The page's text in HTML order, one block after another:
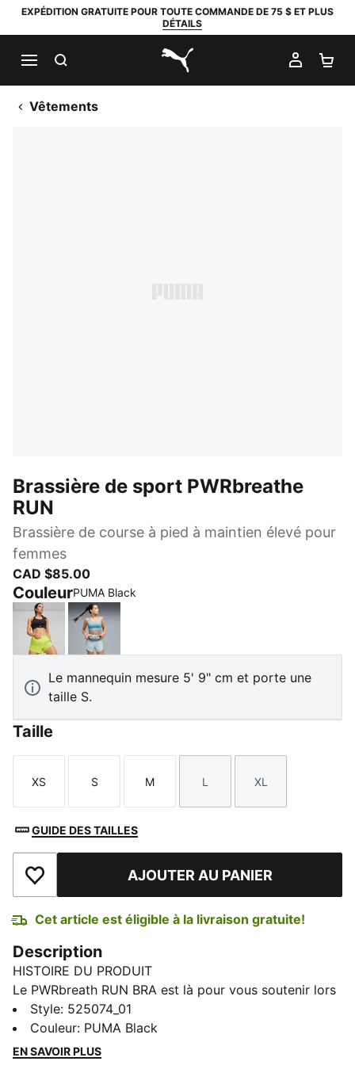
EXPÉDITION GRATUITE POUR TOUTE COMMANDE DE 75 $ ET PLUS
DÉTAILS
PUMA.com
MON
Vêtements
Brassière de sport PWRbreathe
RUN
Brassière de course à pied à maintien élevé pour
femmes
CAD $85.00
CouleurPUMA Black
PUMA BlackBaltic Sea Blue
Le mannequin mesure 5' 9" cm et porte une
taille S.
Taille
Taille
XS
Taille
S
Taille
M
Taille
L
Taille
XL
GUIDE DES TAILLES
Ajouter à la liste de souhaits
AJOUTER AU PANIER
Cet article est éligible à la livraison gratuite!
Description
HISTOIRE DU PRODUIT
Le PWRbreath RUN BRA est là pour vous soutenir lors
des séances d'entraînement les plus intenses.
Construit avec un matériau doté d'une technologie
d'évacuation de l'humidité qui vous gardera au sec,
Style: 525074_01
Couleur: PUMA Black
EN SAVOIR PLUS